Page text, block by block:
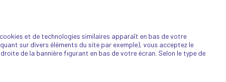
et de technologies similaires apparaît en bas de votre
sur divers éléments du site par exemple), vous acceptez le
de la bannière figurant en bas de votre écran. Selon le type de